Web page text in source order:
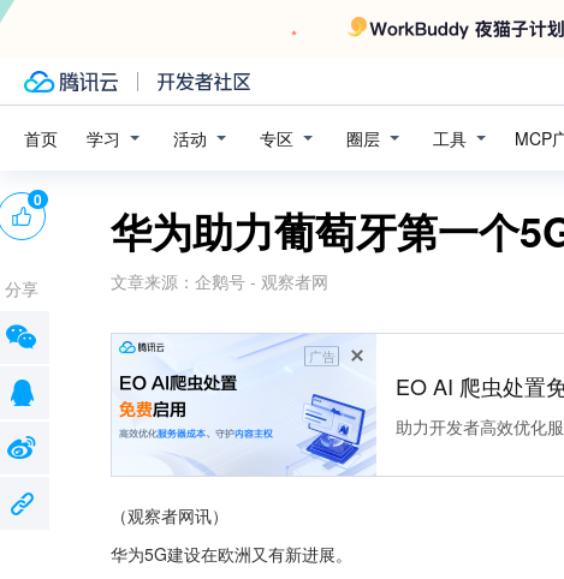
首页 学习 活动 专区 圈层 工具 MCP
华为助力葡萄牙第一个
文章来源： 企鹅号 - 观察者网
广告
EO AI 爬虫处置
助力开发者高效优化
（观察者网讯）
华为5G建设在欧洲又有新进展。
0
分享